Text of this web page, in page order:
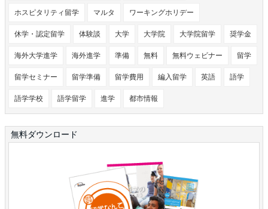
ホスピタリティ留学 マルタ ワーキングホリデー
休学・認定留学 体験談 大学 大学院 大学院留学 奨学金
海外大学進学 海外進学 準備 無料 無料ウェビナー 留学
留学セミナー 留学準備 留学費用 編入留学 英語 語学
語学学校 語学留学 進学 都市情報
無料ダウンロード